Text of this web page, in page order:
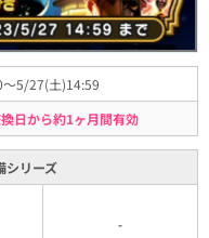
5/27(土)14:59
日から約1ヶ月間有効
シリーズ
-